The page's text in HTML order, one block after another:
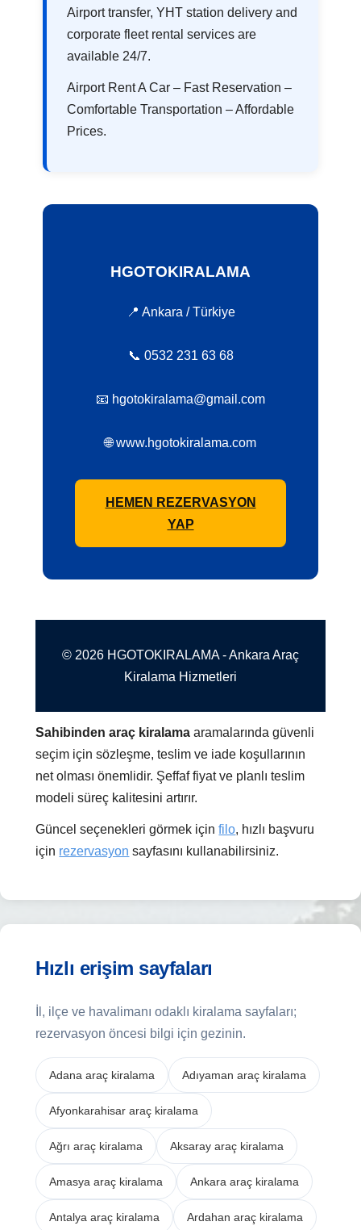
Airport transfer, YHT station delivery and
corporate fleet rental services are
available 24/7.
Airport Rent A Car – Fast Reservation –
Comfortable Transportation – Affordable
Prices.
HGOTOKIRALAMA
📍 Ankara / Türkiye
📞 0532 231 63 68
📧 hgotokiralama@gmail.com
🌐 www.hgotokiralama.com
HEMEN REZERVASYON
YAP
© 2026 HGOTOKIRALAMA - Ankara Araç
Kiralama Hizmetleri
Sahibinden araç kiralama aramalarında güvenli
seçim için sözleşme, teslim ve iade koşullarının
net olması önemlidir. Şeffaf fiyat ve planlı teslim
modeli süreç kalitesini artırır.
Güncel seçenekleri görmek içinfilo, hızlı başvuru
için rezervasyon sayfasını kullanabilirsiniz.
Hızlı erişim sayfaları
İl, ilçe ve havalimanı odaklı kiralama sayfaları;
rezervasyon öncesi bilgi için gezinin.
Adana araç kiralama Adıyaman araç kiralama
Afyonkarahisar araç kiralama
Ağrı araç kiralama Aksaray araç kiralama
Amasya araç kiralama Ankara araç kiralama
Antalya araç kiralama Ardahan araç kiralama